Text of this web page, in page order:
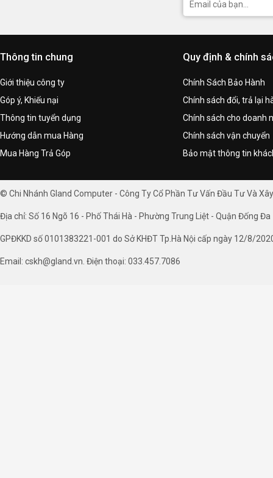
Điều chỉnh áp
những màn hình
Thông tin chung
Giới thiệu công ty
Góp ý, Khiếu nại
Thông tin tuyển dụng
Hướng dẫn mua Hàng
Mua Hàng Trả Góp
Quy định & chính
Chính Sách Bảo Hành
Chính sách đổi, trả lại
Chính sách cho doanh
Chính sách vận chuyển
Bảo mật thông tin
© Chi Nhánh Gland Computer - Công Ty Cổ Phần Tư Vấn Đầu Tư Và
Địa chỉ: Số 16 Ngõ 16 - Phố Thái Hà - Phường Trung Liệt - Quận Đống Đa
GPĐKKD số 0101383221-001 do Sở KHĐT Tp.Hà Nội cấp ngày 12/8/
Email: cskh@gland.vn. Điện thoại: 033.457.7086